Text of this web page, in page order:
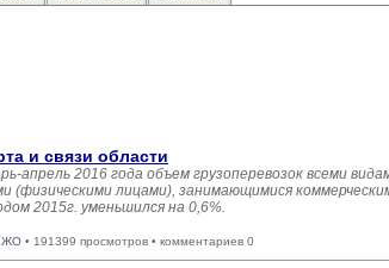
и связи области
апрель 2016 года объем грузоперевозок всеми
(физическими лицами), занимающимися
2015г. уменьшился на 0,6%.
ЖО • 191399 просмотров • комментариев 0